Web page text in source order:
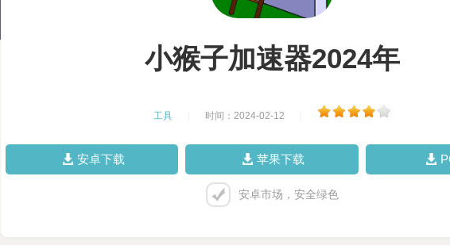
小猴子加速器2024年
工具 时间：2024-02-12
安卓下载 苹果下载
安卓市场，安全绿色